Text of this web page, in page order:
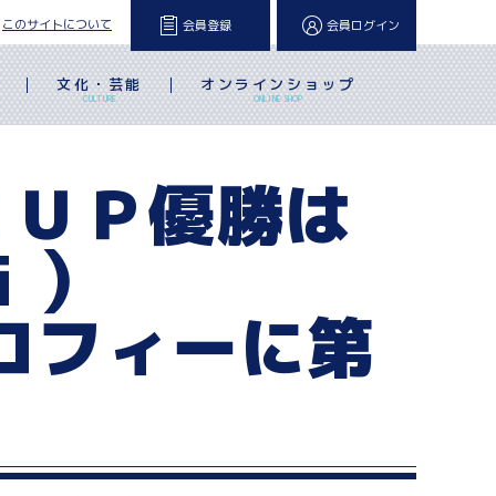
このサイトについて 会員登録 会員ログイン
文化・芸能
CULTURE
オンラインショップ
ONLINE SHOP
Ｐ優勝は
フィーに第